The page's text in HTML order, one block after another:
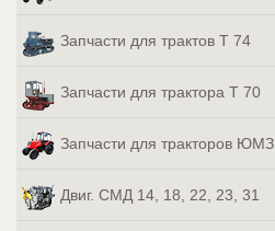
Запчасти для трактов Т 74
Запчасти для трактора Т 70
Запчасти для тракторов ЮМЗ
Двиг. СМД 14, 18, 22, 23, 31